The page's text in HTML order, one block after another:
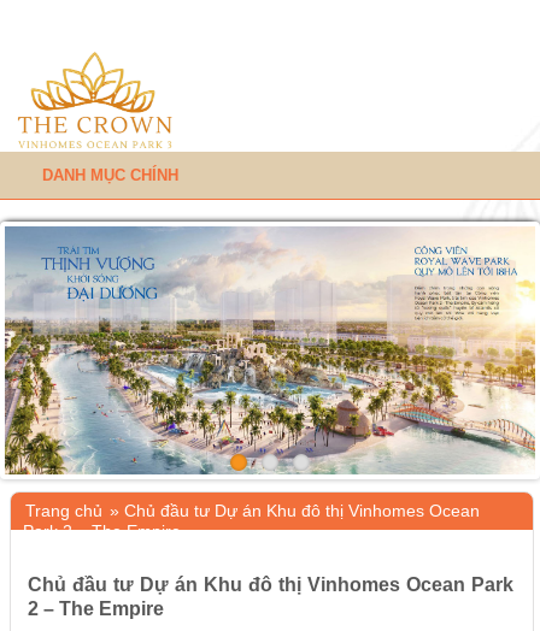
DANH MỤC CHÍNH
Trang chủ » Chủ đầu tư Dự án Khu đô thị Vinhomes Ocean
Park 2 – The Empire
Chủ đầu tư Dự án Khu đô thị Vinhomes Ocean Park
2 – The Empire